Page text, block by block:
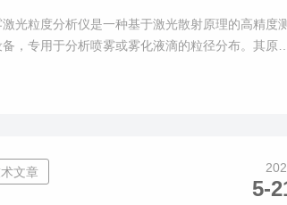
光粒度分析仪是一种基于激光散射原理的高精度测
，专用于分析喷雾或雾化液滴的粒径分布。其原理
光的强度和角度分布与颗粒粒径直接相关。大颗粒散
。以下是喷雾激光粒度分析仪维护保养指南：1.日
（每次测试前后）这是保障数据准确性和防止交叉
文章
5-